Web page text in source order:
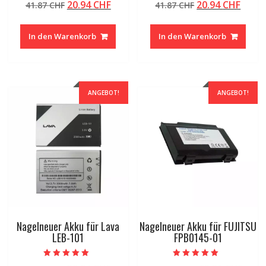
5.00
von 5
41.87CHF Ursprünglicher
war:
41.87 CHF
20.94CHFAktueller
In den Warenkorb
4.50
von 5
41.87CHF Ursprünglicher
war:
41.87 CHF
20.94CHF
In den Warenkorb
ANGEBOT!
Nagelneuer Akku für Lava
LEB-101
ANGEBOT!
Nagelneuer Akku für FUJITSU
FPB0145-01